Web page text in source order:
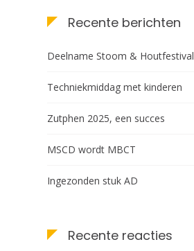
Recente berichten
Deelname Stoom & Houtfestival
Techniekmiddag met kinderen
Zutphen 2025, een succes
MSCD wordt MBCT
Ingezonden stuk AD
Recente reacties